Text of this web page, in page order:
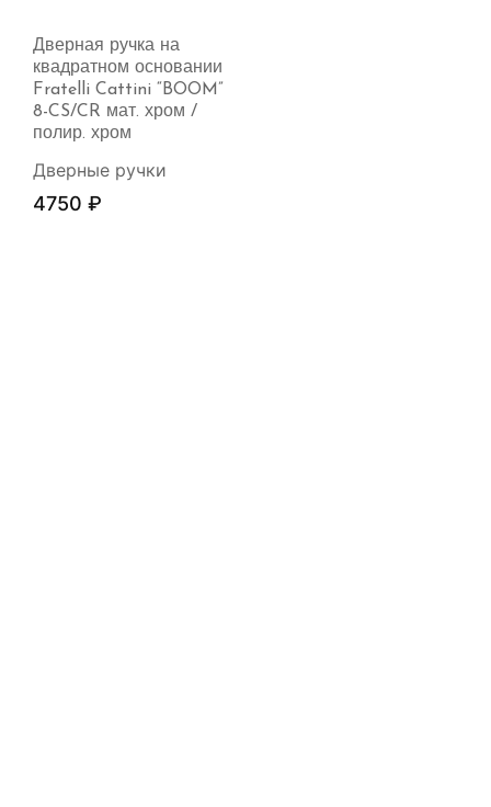
Дверная ручка на
квадратном основании
Fratelli Cattini “BOOM”
8-CS/CR мат. хром /
полир. хром
Дверные ручки
4750 ₽